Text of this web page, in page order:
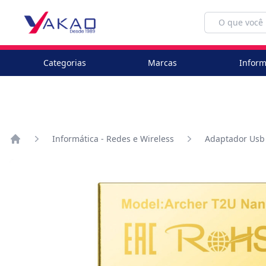
Categorias Marcas
Informática - Redes e Wireless Adaptador